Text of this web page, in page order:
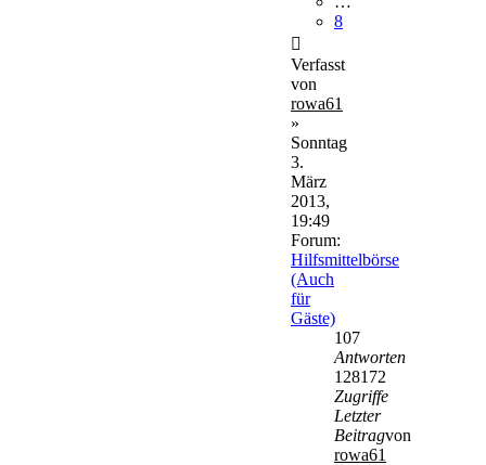
8
Verfasst
von
rowa61
»
Sonntag
3.
März
2013,
19:49
Forum:
Hilfsmittelbörse
(Auch
für
Gäste)
107
Antworten
128172
Zugriffe
Letzter
Beitragvon
rowa61